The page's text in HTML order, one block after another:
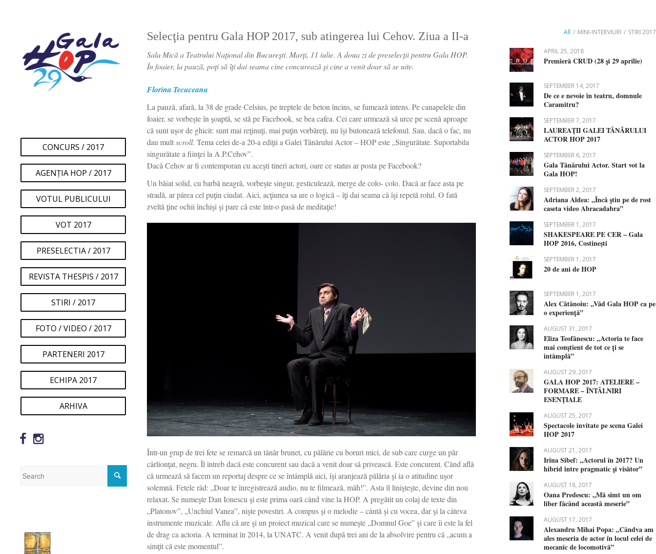
CONCURS / 2017
AGENȚIA HOP / 2017
VOTUL PUBLICULUI
VOT 2017
PRESELECTIA / 2017
REVISTA THESPIS / 2017
STIRI / 2017
FOTO / VIDEO / 2017
PARTENERI 2017
ECHIPA 2017
ARHIVA
Selecţia pentru Gala HOP 2017, sub atingerea lui Cehov. Ziua a II-a
Sala Mică a Teatrului Naţional din Bucureşti. Marţi, 11 iulie. A doua zi de preselecţii pentru Gala HOP.
În foaier, la pauză, poţi să îţi dai seama cine concurează şi cine a venit doar să se uite.
Florina Tecuceanu
La pauză, afară, la 38 de grade Celsius, pe treptele de beton încins, se fumează intens. Pe canapelele din
foaier, se vorbeşte în şoaptă, se stă pe Facebook, se bea cafea. Cei care urmează să urce pe scenă aproape
că sunt uşor de ghicit: sunt mai reţinuţi, mai puţin vorbăreţi, nu îşi butonează telefonul. Sau, dacă o fac, nu
dau multscroll. Tema celei de-a 20-a ediţii a Galei Tânărului Actor – HOP este „Singurătate. Suportabila
singurătate a fiinţei la A.P.Cehov”.
Dacă Cehov ar fi contemporan cu aceşti tineri actori, oare ce status ar posta pe Facebook?
Un băiat solid, cu barbă neagră, vorbeşte singur, gesticulează, merge de colo- colo. Dacă ar face asta pe
stradă, ar părea cel puţin ciudat. Aici, acţiunea sa are o logică – îţi dai seama că îşi repetă rolul. O fată
zveltă ţine ochii închişi şi pare că este într-o pasă de meditaţie!
Într-un grup de trei fete se remarcă un tânăr brunet, cu pălărie cu boruri mici, de sub care curge un păr
cârlionţat, negru. Îl întreb dacă este concurent sau dacă a venit doar să privească. Este concurent. Când află
că urmează să facem un reportaj despre ce se întâmplă aici, îşi aranjează pălăria şi ia o atitudine uşor
solemnă. Fetele râd: „Doar te înregistrează audio, nu te filmează, măh!”. Asta îl linişteşte, devine din nou
relaxat. Se numeşte Dan Ionescu şi este prima oară când vine la HOP. A pregătit un colaj de texte din
„Platonov”, „Unchiul Vanea”, nişte povestiri. A compus şi o melodie – cântă şi cu vocea, dar şi la câteva
instrumente muzicale. Aflu că are şi un proiect muzical care se numeşte „Domnul Goe” şi care îi este la fel
de drag ca actoria. A terminat în 2014, la UNATC. A venit după trei ani de la absolvire pentru că „acum a
simţit că este momentul”.
All / MINI-INTERVIURI / STIRI 2017
APRIL 25, 2018
Premieră CRUD (28 și 29 aprilie)
SEPTEMBER 14, 2017
De ce e nevoie în teatru, domnule
Caramitru?
SEPTEMBER 7, 2017
LAUREAŢII GALEI TÂNĂRULUI
ACTOR HOP 2017
SEPTEMBER 6, 2017
Gala Tânărului Actor. Start vot la
Gala HOP!
SEPTEMBER 2, 2017
Adriana Aldea: „Încă știu pe de rost
caseta video Abracadabra”
SEPTEMBER 1, 2017
SHAKESPEARE PE CER – Gala
HOP 2016, Costineşti
SEPTEMBER 1, 2017
20 de ani de HOP
SEPTEMBER 1, 2017
Alex Cătănoiu: „Văd Gala HOP ca pe
o experiență”
AUGUST 31, 2017
Eliza Teofănescu: „Actoria te face
mai conștient de tot ce ți se
întâmplă”
AUGUST 29, 2017
GALA HOP 2017: ATELIERE –
FORMARE – ÎNTÂLNIRI
ESENŢIALE
AUGUST 25, 2017
Spectacole invitate pe scena Galei
HOP 2017
AUGUST 21, 2017
Irina Sibef: „Actorul în 2017? Un
hibrid între pragmatic și visător”
AUGUST 18, 2017
Oana Predescu: „Mă simt un om
liber făcând această meserie”
AUGUST 17, 2017
Alexandru Mihai Popa: „Cândva am
ales meseria de actor în locul celei de
mecanic de locomotivă”